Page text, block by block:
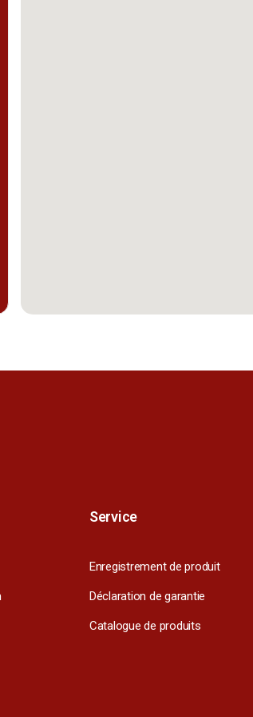
Service
Enregistrement de produit
Déclaration de garantie
Catalogue de produits